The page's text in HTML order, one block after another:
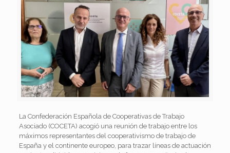
La Confederación Española de Cooperativas de Trabajo
Asociado (COCETA) acogió una reunión de trabajo entre los
máximos representantes del cooperativismo de trabajo de
España y el continente europeo, para trazar líneas de actuación